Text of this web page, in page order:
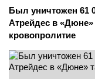
Был уничтожен 61
Атрейдес в «Дюне»
кровопролитие